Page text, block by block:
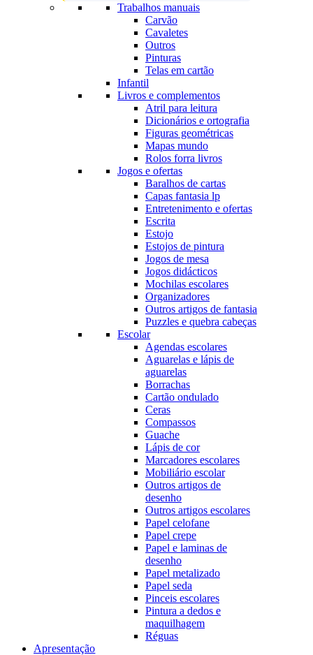
Trabalhos manuais
Carvão
Cavaletes
Outros
Pinturas
Telas em cartão
Infantil
Livros e complementos
Atril para leitura
Dicionários e ortografia
Figuras geométricas
Mapas mundo
Rolos forra livros
Jogos e ofertas
Baralhos de cartas
Capas fantasia lp
Entretenimento e ofertas
Escrita
Estojo
Estojos de pintura
Jogos de mesa
Jogos didácticos
Mochilas escolares
Organizadores
Outros artigos de fantasia
Puzzles e quebra cabeças
Escolar
Agendas escolares
Aguarelas e lápis de
aguarelas
Borrachas
Cartão ondulado
Ceras
Compassos
Guache
Lápis de cor
Marcadores escolares
Mobiliário escolar
Outros artigos de
desenho
Outros artigos escolares
Papel celofane
Papel crepe
Papel e laminas de
desenho
Papel metalizado
Papel seda
Pinceis escolares
Pintura a dedos e
maquilhagem
Réguas
Apresentação